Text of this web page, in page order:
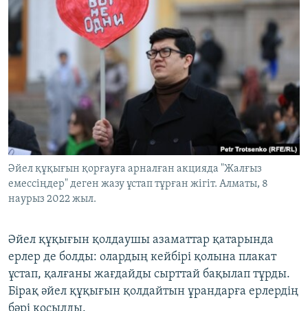
Әйел құқығын қорғауға арналған акцияда "Жалғыз
емессіңдер" деген жазу ұстап тұрған жігіт. Алматы, 8
наурыз 2022 жыл.
Әйел құқығын қолдаушы азаматтар қатарында
ерлер де болды: олардың кейбірі қолына плакат
ұстап, қалғаны жағдайды сырттай бақылап тұрды.
Бірақ әйел құқығын қолдайтын ұрандарға ерлердің